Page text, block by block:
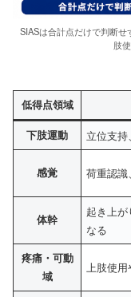
SIASは合計点だけで判断
肢
低得点領域
下肢運動 立位支
感覚 荷重認
体幹
起き上
なる
疼痛・可動
域
上肢使用